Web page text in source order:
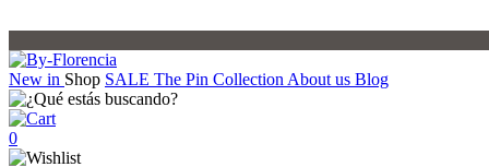
New in Shop SALE The Pin Collection About us Blog
0